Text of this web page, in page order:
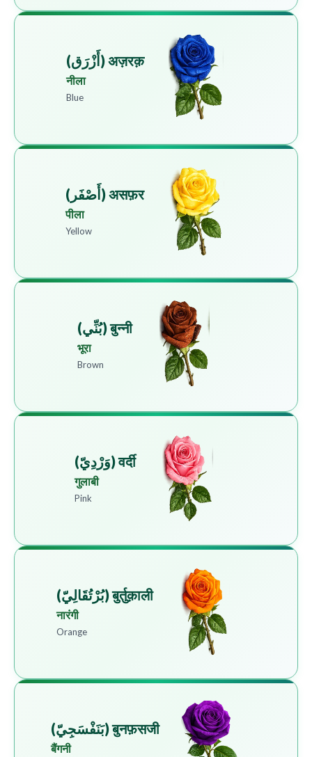
अज़रक़ (أَزْرَق)
नीला
Blue
असफ़र (أَصْفَر)
पीला
Yellow
बुन्नी (بُنِّي)
भूरा
Brown
वर्दी (وَرْدِيّ)
गुलाबी
Pink
बुर्तुक़ाली (بُرْتُقَالِيّ)
नारंगी
Orange
बुनफ़सजी (بَنَفْسَجِيّ)
बैंगनी